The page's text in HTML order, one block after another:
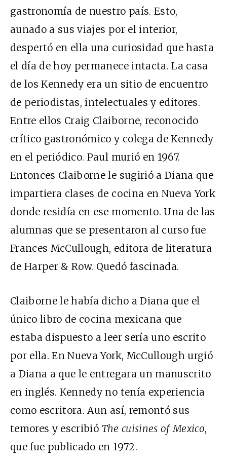
gastronomía de nuestro país. Esto,
aunado a sus viajes por el interior,
despertó en ella una curiosidad que hasta
el día de hoy permanece intacta. La casa
de los Kennedy era un sitio de encuentro
de periodistas, intelectuales y editores.
Entre ellos Craig Claiborne, reconocido
crítico gastronómico y colega de Kennedy
en el periódico. Paul murió en 1967.
Entonces Claiborne le sugirió a Diana que
impartiera clases de cocina en Nueva York
donde residía en ese momento. Una de las
alumnas que se presentaron al curso fue
Frances McCullough, editora de literatura
de Harper & Row. Quedó fascinada.
Claiborne le había dicho a Diana que el
único libro de cocina mexicana que
estaba dispuesto a leer sería uno escrito
por ella. En Nueva York, McCullough urgió
a Diana a que le entregara un manuscrito
en inglés. Kennedy no tenía experiencia
como escritora. Aun así, remontó sus
temores y escribió The cuisines of Mexico,
que fue publicado en 1972.